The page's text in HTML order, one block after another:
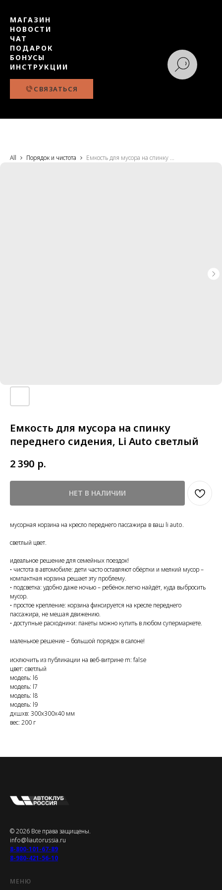
МАГАЗИН
НОВОСТИ
ЧАТ
ПОДАРОК
БОНУСЫ
ИНСТРУКЦИИ
СВЯЗАТЬСЯ
All Порядок и чистота Емкость для мусора на спинку переднего сидения, Li Auto светлый
Емкость для мусора на спинку
переднего сидения, Li Auto светлый
2 390 р.
НЕТ В НАЛИЧИИ
мусорная корзина на кресло переднего пассажира в ваш li auto.
светлый цвет.
идеальное решение для семейных поездок!
• чистота в автомобиле: дети часто оставляют обёртки и мелкий мусор –
компактная корзина решает эту проблему.
• подсветка: удобно даже ночью – ребёнок легко найдёт, куда выбросить
мусор.
• простое крепление: корзина фиксируется на кресле переднего
пассажира, не мешая движению.
• доступные расходники: пакеты можно купить в любом супермаркете.
маленькое решение – большой порядок в салоне!
исключить из публикации на веб-витрине m: false
цвет: светлый
модель: l6
модель: l7
модель: l8
модель: l9
дxшxв: 300x300x40 мм
вес: 200 г
© 2026 Все права защищены.
info@liautorussia.ru
8-800-101-67-89
8-980-421-56-10
МЕНЮ